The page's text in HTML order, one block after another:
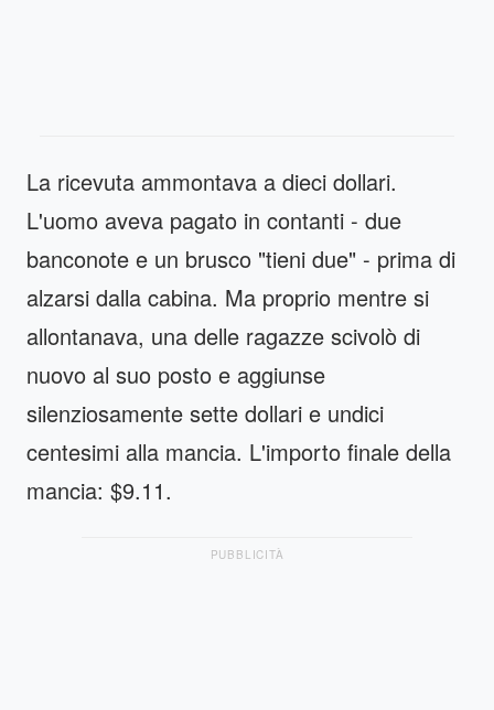
La ricevuta ammontava a dieci dollari.
L'uomo aveva pagato in contanti - due
banconote e un brusco "tieni due" - prima di
alzarsi dalla cabina. Ma proprio mentre si
allontanava, una delle ragazze scivolò di
nuovo al suo posto e aggiunse
silenziosamente sette dollari e undici
centesimi alla mancia. L'importo finale della
mancia: $9.11.
PUBBLICITÀ